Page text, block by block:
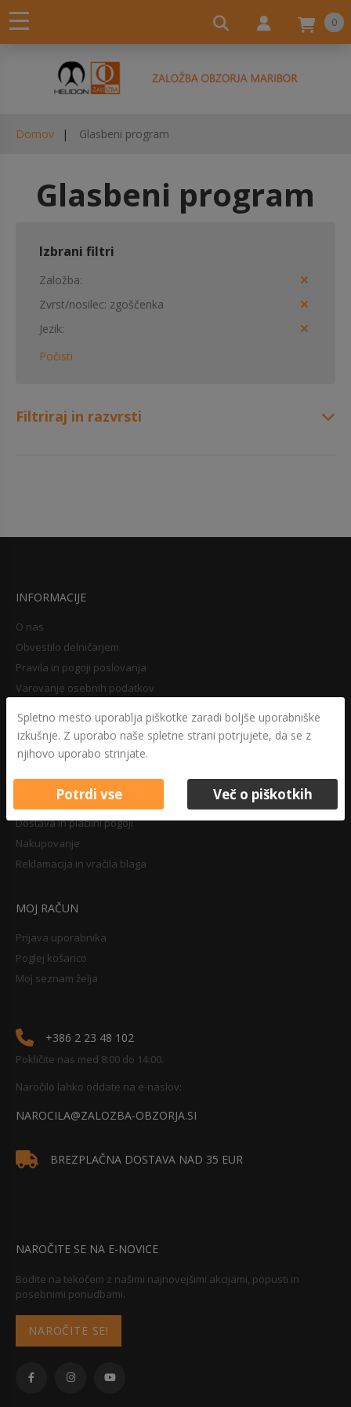
0
Domov Glasbeni program
Glasbeni program
Izbrani filtri
Založba
Zvrst/nosilec zgoščenka
Jezik
Počisti
Filtriraj in razvrsti
INFORMACIJE
O nas
Obvestilo delničarjem
Pravila in pogoji poslovanja
Varovanje osebnih podatkov
Pravilnik o zasebnosti
Pravno obvestilo
NAKUPOVANJE
Dostava in plačilni pogoji
Nakupovanje
Reklamacija in vračila blaga
MOJ RAČUN
Prijava uporabnika
Poglej košarico
Moj seznam želja
+386 2 23 48 102
Pokličite nas med 8:00 do 14:00.
Naročilo lahko oddate na e-naslov:
NAROCILA@ZALOZBA-OBZORJA.SI
BREZPLAČNA DOSTAVA NAD 35 EUR
NAROČITE SE NA E-NOVICE
Bodite na tekočem z našimi najnovejšimi akcijami, popusti in
posebnimi ponudbami.
NAROČITE SE!
Spletno mesto uporablja piškotke zaradi boljše uporabniške
izkušnje. Z uporabo naše spletne strani potrjujete, da se z
njihovo uporabo strinjate.
Potrdi vse Več o piškotkih